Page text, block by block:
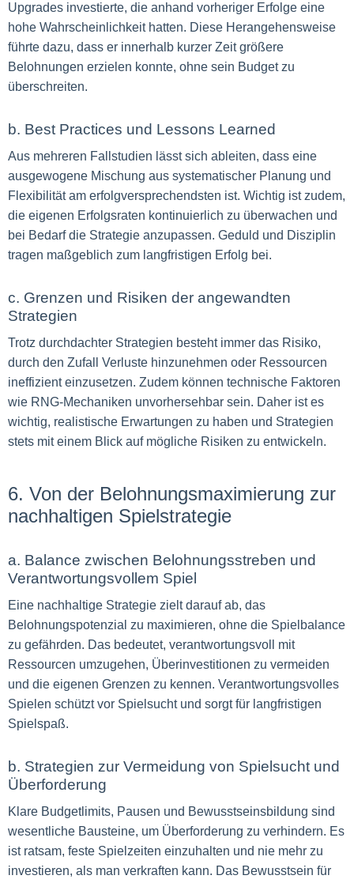
Upgrades investierte, die anhand vorheriger Erfolge eine
hohe Wahrscheinlichkeit hatten. Diese Herangehensweise
führte dazu, dass er innerhalb kurzer Zeit größere
Belohnungen erzielen konnte, ohne sein Budget zu
überschreiten.
b. Best Practices und Lessons Learned
Aus mehreren Fallstudien lässt sich ableiten, dass eine
ausgewogene Mischung aus systematischer Planung und
Flexibilität am erfolgversprechendsten ist. Wichtig ist zudem,
die eigenen Erfolgsraten kontinuierlich zu überwachen und
bei Bedarf die Strategie anzupassen. Geduld und Disziplin
tragen maßgeblich zum langfristigen Erfolg bei.
c. Grenzen und Risiken der angewandten
Strategien
Trotz durchdachter Strategien besteht immer das Risiko,
durch den Zufall Verluste hinzunehmen oder Ressourcen
ineffizient einzusetzen. Zudem können technische Faktoren
wie RNG-Mechaniken unvorhersehbar sein. Daher ist es
wichtig, realistische Erwartungen zu haben und Strategien
stets mit einem Blick auf mögliche Risiken zu entwickeln.
6. Von der Belohnungsmaximierung zur
nachhaltigen Spielstrategie
a. Balance zwischen Belohnungsstreben und
Verantwortungsvollem Spiel
Eine nachhaltige Strategie zielt darauf ab, das
Belohnungspotenzial zu maximieren, ohne die Spielbalance
zu gefährden. Das bedeutet, verantwortungsvoll mit
Ressourcen umzugehen, Überinvestitionen zu vermeiden
und die eigenen Grenzen zu kennen. Verantwortungsvolles
Spielen schützt vor Spielsucht und sorgt für langfristigen
Spielspaß.
b. Strategien zur Vermeidung von Spielsucht und
Überforderung
Klare Budgetlimits, Pausen und Bewusstseinsbildung sind
wesentliche Bausteine, um Überforderung zu verhindern. Es
ist ratsam, feste Spielzeiten einzuhalten und nie mehr zu
investieren, als man verkraften kann. Das Bewusstsein für